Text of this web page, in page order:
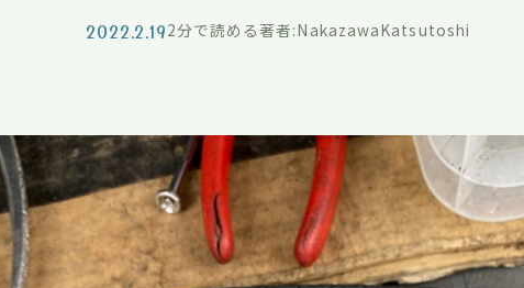
2022.2.192分で読める著者:NakazawaKatsutoshi